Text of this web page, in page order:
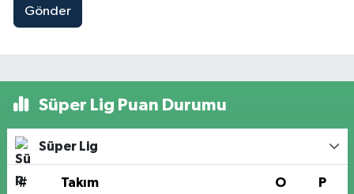
Gönder
Süper Lig Puan Durumu
Süper Lig
# Takım O P